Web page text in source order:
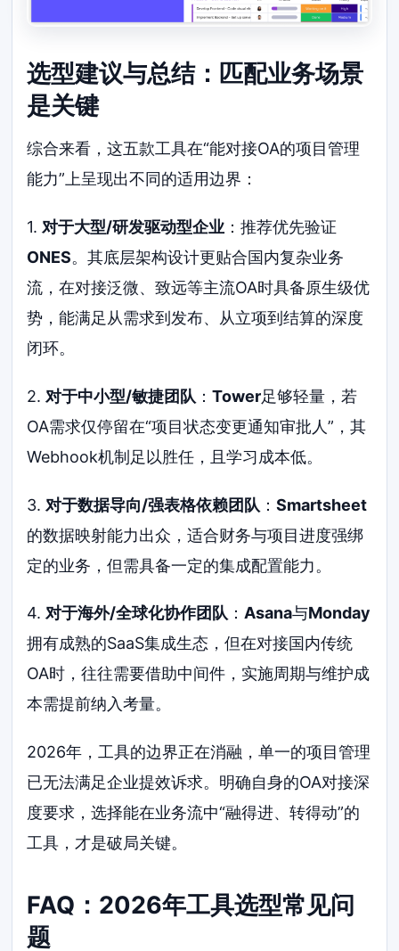
选型建议与总结：匹配业务场景
是关键
综合来看，这五款工具在“能对接OA的项目管理
能力”上呈现出不同的适用边界：
1. 对于大型/研发驱动型企业 ：推荐优先验证
ONES。其底层架构设计更贴合国内复杂业务
流，在对接泛微、致远等主流OA时具备原生级优
势，能满足从需求到发布、从立项到结算的深度
闭环。
2. 对于中小型/敏捷团队 ：Tower足够轻量，若
OA需求仅停留在“项目状态变更通知审批人”，其
Webhook机制足以胜任，且学习成本低。
3. 对于数据导向/强表格依赖团队 ：Smartsheet
的数据映射能力出众，适合财务与项目进度强绑
定的业务，但需具备一定的集成配置能力。
4.对于海外/全球化协作团队 ：Asana与Monday
拥有成熟的SaaS集成生态，但在对接国内传统
OA时，往往需要借助中间件，实施周期与维护成
本需提前纳入考量。
2026年，工具的边界正在消融，单一的项目管理
已无法满足企业提效诉求。明确自身的OA对接深
度要求，选择能在业务流中“融得进、转得动”的
工具，才是破局关键。
FAQ：2026年工具选型常见问
题